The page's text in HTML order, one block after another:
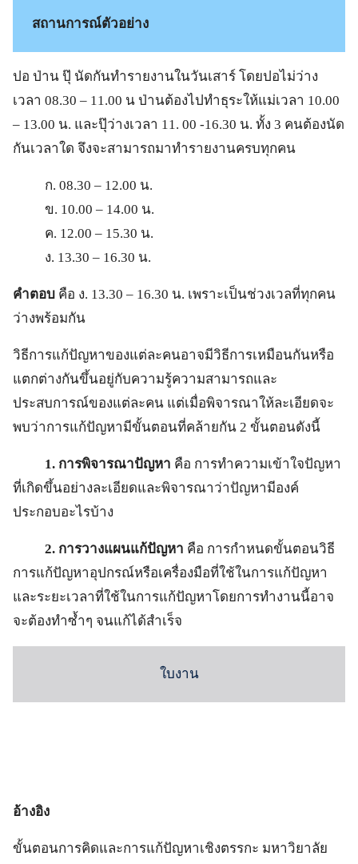
สถานการณ์ตัวอย่าง
ปอ ป่าน ปุ๊ นัดกันทำรายงานในวันเสาร์ โดยปอไม่ว่าง
เวลา 08.30 – 11.00 น ป่านต้องไปทำธุระให้แม่เวลา 10.00
– 13.00 น. และปุ๊ว่างเวลา 11. 00 -16.30 น. ทั้ง 3 คนต้องนัด
กันเวลาใด จึงจะสามารถมาทำรายงานครบทุกคน
ก. 08.30 – 12.00 น.
ข. 10.00 – 14.00 น.
ค. 12.00 – 15.30 น.
ง. 13.30 – 16.30 น.
คำตอบ คือ ง. 13.30 – 16.30 น. เพราะเป็นช่วงเวลที่ทุกคน
ว่างพร้อมกัน
วิธีการแก้ปัญหาของแต่ละคนอาจมีวิธีการเหมือนกันหรือ
แตกต่างกันขึ้นอยู่กับความรู้ความสามารถและ
ประสบการณ์ของแต่ละคน แต่เมื่อพิจารณาให้ละเอียดจะ
พบว่าการแก้ปัญหามีขั้นตอนที่คล้ายกัน 2 ขั้นตอนดังนี้
1. การพิจารณาปัญหา คือ การทำความเข้าใจปัญหา
ที่เกิดขึ้นอย่างละเอียดและพิจารณาว่าปัญหามีองค์
ประกอบอะไรบ้าง
2. การวางแผนแก้ปัญหา คือ การกำหนดขั้นตอนวิธี
การแก้ปัญหาอุปกรณ์หรือเครื่องมือที่ใช้ในการแก้ปัญหา
และระยะเวลาที่ใช้ในการแก้ปัญหาโดยการทำงานนี้อาจ
จะต้องทำซ้ำๆ จนแก้ได้สำเร็จ
ใบงาน
อ้างอิง
ขั้นตอนการคิดและการแก้ปัญหาเชิงตรรกะ มหาวิยาลัย